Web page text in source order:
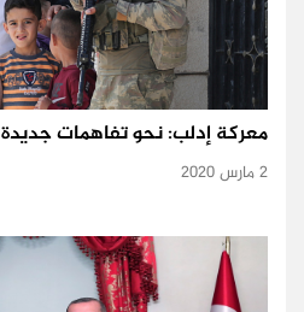
معركة إدلب: نحو تفاهمات جديدة
2 مارس 2020